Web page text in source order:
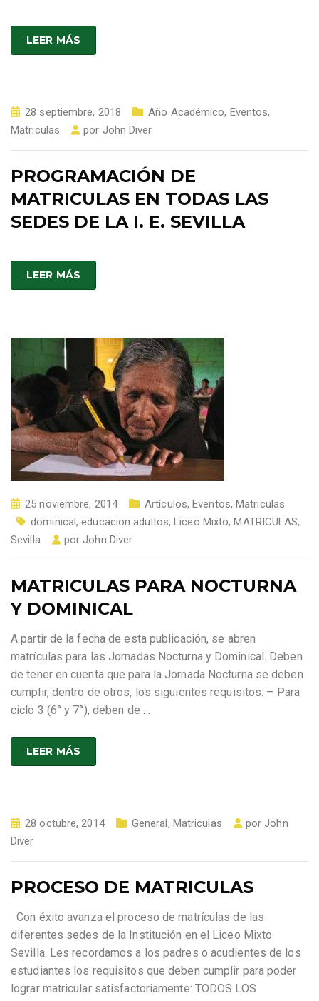
LEER MÁS
28 septiembre, 2018 Año Académico, Eventos,
Matriculas
por John Diver
PROGRAMACIÓN DE
MATRICULAS EN TODAS LAS
SEDES DE LA I. E. SEVILLA
LEER MÁS
25 noviembre, 2014 Artículos, Eventos, Matriculas
dominical,educacion adultos, Liceo Mixto, MATRICULAS,
Sevilla
porJohn Diver
MATRICULAS PARA NOCTURNA
Y DOMINICAL
A partir de la fecha de esta publicación, se abren
matrículas para las Jornadas Nocturna y Dominical. Deben
de tener en cuenta que para la Jornada Nocturna se deben
cumplir, dentro de otros, los siguientes requisitos: – Para
ciclo 3 (6° y 7°), deben de …
LEER MÁS
28 octubre, 2014 General , Matriculas porJohn
Diver
PROCESO DE MATRICULAS
Con éxito avanza el proceso de matrículas de las
diferentes sedes de la Institución en el Liceo Mixto
Sevilla. Les recordamos a los padres o acudientes de los
estudiantes los requisitos que deben cumplir para poder
lograr matricular satisfactoriamente: TODOS LOS